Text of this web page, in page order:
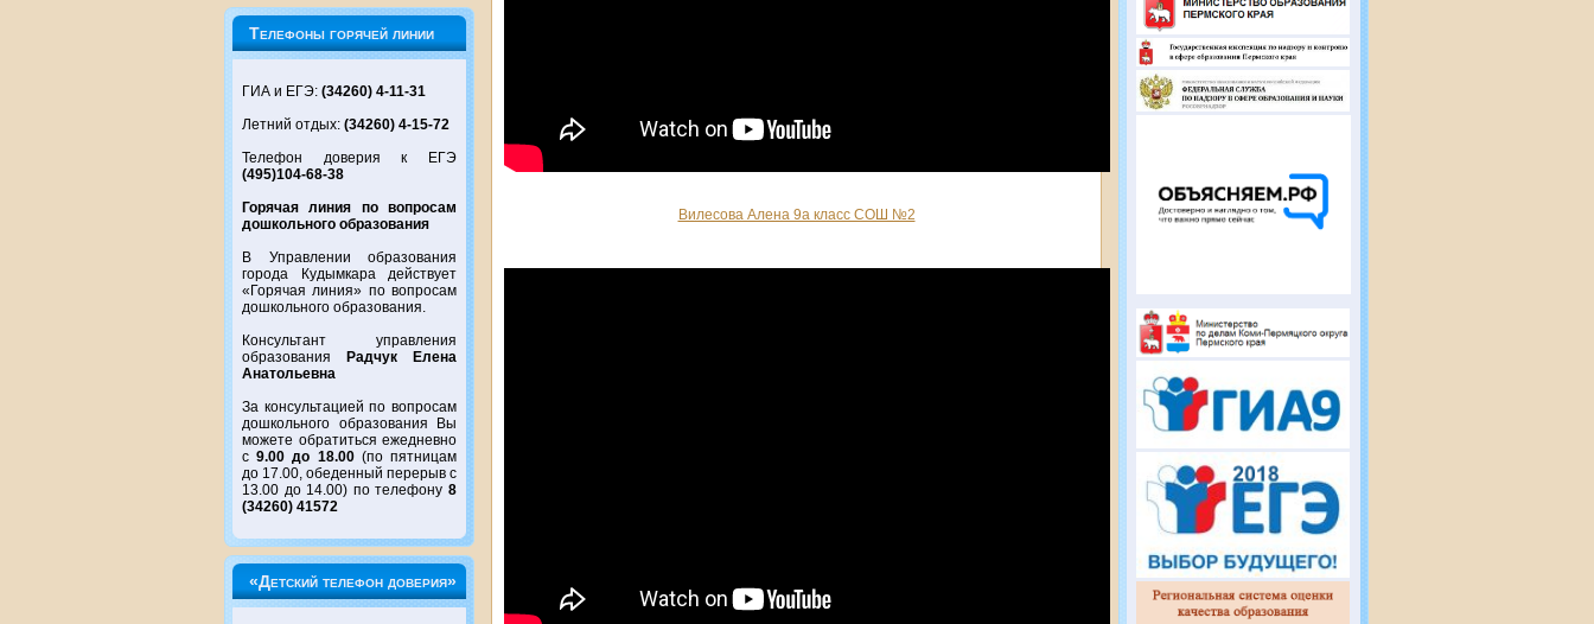
Телефоны горячей линии
ГИА и ЕГЭ: (34260) 4-11-31
Летний отдых: (34260) 4-15-72
Телефон доверия к ЕГЭ
(495)104-68-38
Горячая линия по вопросам
дошкольного образования
В Управлении образования
города Кудымкара действует
«Горячая линия» по вопросам
дошкольного образования.
Консультант управления
образования
Радчук Елена
Анатольевна
За консультацией по вопросам
дошкольного образования Вы
можете обратиться ежедневно
с9.00 до 18.00(по пятницам
до 17.00, обеденный перерыв с
13.00 до 14.00) по телефону 8
(34260) 41572
«Детский телефон доверия»
Вилесова Алена 9а класс СОШ №2